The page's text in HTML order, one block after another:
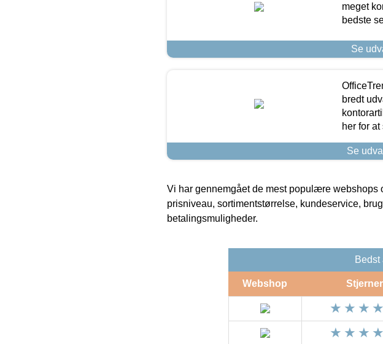
meget
bedste
Se
bredt
her for
Se
Vi har gennemgået de mest populære webshops
prisniveau, sortimentstørrelse, kundeservice,
betalingsmuligheder.
Bedst
Webshop Stjerner